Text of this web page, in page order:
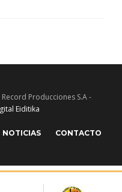
Producciones S.A -
Eiditika
NOTICIAS CONTACTO